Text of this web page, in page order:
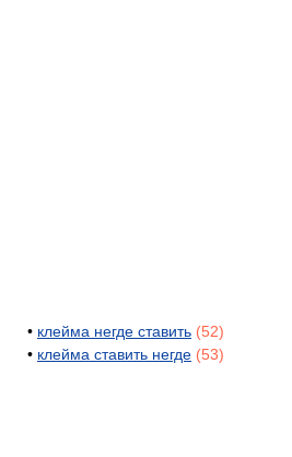
• клейма негде ставить (52)
• клейма ставить негде (53)